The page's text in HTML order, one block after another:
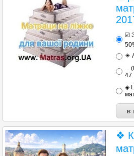
☑️
✴️
...
47
◈
❖